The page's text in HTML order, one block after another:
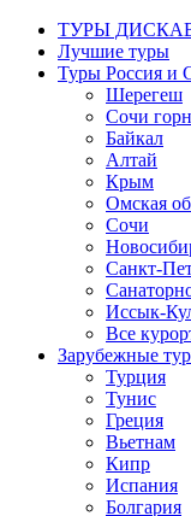
ТУРЫ
Лучшие туры
Туры Россия и
Шерегеш
Сочи
Байкал
Алтай
Крым
Омская
Сочи
Санкт-
Иссык-
Все
Зарубежные
Турция
Тунис
Греция
Вьетнам
Кипр
Испания
Болгария